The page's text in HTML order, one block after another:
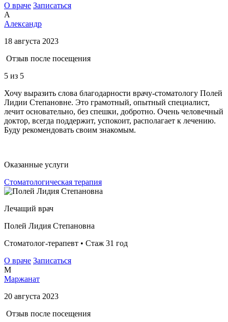
О враче Записаться
А
Александр
18 августа 2023
Отзыв после посещения
5 из 5
Хочу выразить слова благодарности врачу-стоматологу Полей
Лидии Степановне. Это грамотный, опытный специалист,
лечит основательно, без спешки, добротно. Очень человечный
доктор, всегда поддержит, успокоит, располагает к лечению.
Буду рекомендовать своим знакомым.
Оказанные услуги
Стоматологическая терапия
Лечащий врач
Полей Лидия Степановна
Стоматолог-терапевт • Стаж 31 год
О враче Записаться
М
Маржанат
20 августа 2023
Отзыв после посещения